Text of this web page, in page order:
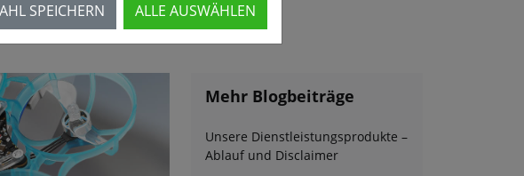
Mehr Blogbeiträge
Unsere Dienstleistungsprodukte –
Ablauf und Disclaimer
SPEICHERN ALLE AUSWÄHLEN